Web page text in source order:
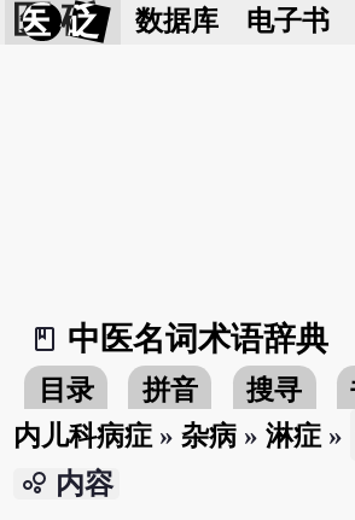
医 砭 数据库 电子书
book_2
中医名词术语辞典
目录 拼音 搜寻
内儿科病症 »杂病 »淋症 »
bubble_chart 内容